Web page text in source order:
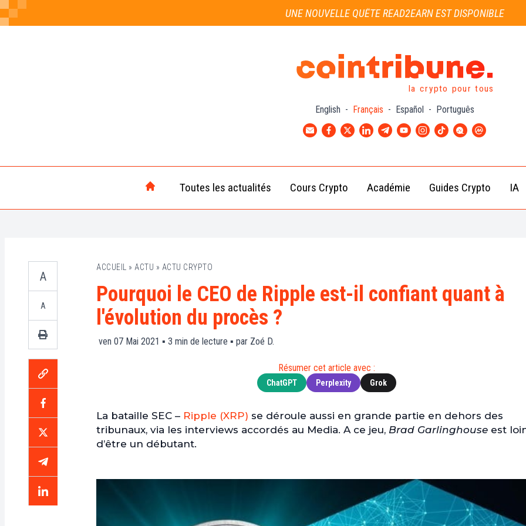
UNE NOUVELLE QUÊTE READ2EARN EST DISPONIBLE
la crypto pour tous
English - Français - Español - Português
Toutes les actualités
Crypto
Actu
Web3
People
Cours Crypto
(BTC)
XRP
(XRP)
Académie
Débutant
Intermédiaire
Guides Crypto IA
A
A
ACCUEIL » ACTU » ACTU CRYPTO
Pourquoi le CEO de Ripple est-il confiant quant à
l'évolution du procès ?
ven 07 Mai 2021 ▪ 3 min de lecture ▪ par Zoé D.
Résumer cet article avec :
ChatGPT Perplexity Grok
La bataille SEC – Ripple (XRP) se déroule aussi en grande partie en dehors des
tribunaux, via les interviews accordés au Media. A ce jeu, Brad Garlinghouse est
d’être un débutant.